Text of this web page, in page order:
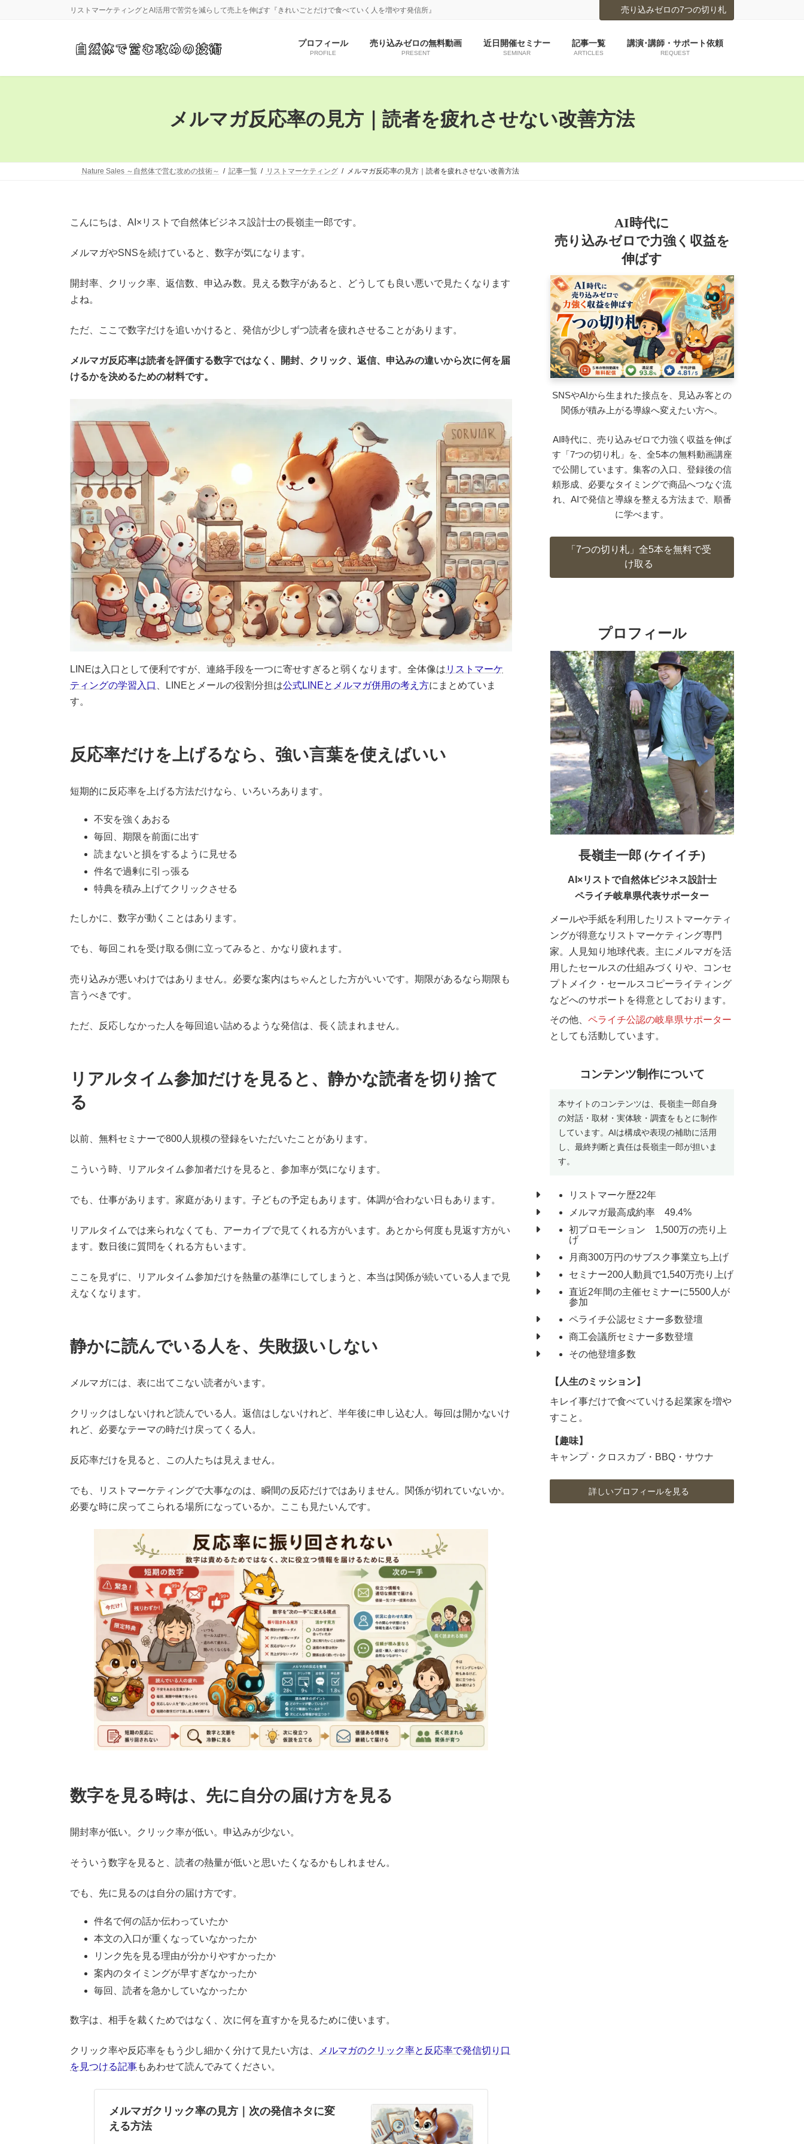
リストマーケティングとAI活用で苦労を減らして売上を伸ばす『きれいごとだけで食べていく人を増やす発信所』 売り込みゼロの7つの切り札
プロフィール
PROFILE
売り込みゼロの無料動画
PRESENT
近日開催セミナー
SEMINAR
記事一覧
ARTICLES
講演･講師・サポート依頼
REQUEST
メルマガ反応率の見方｜読者を疲れさせない改善方法
Nature Sales ～自然体で営む攻めの技術～ 記事一覧 リストマーケティング メルマガ反応率の見方｜読者を疲れさせない改善方法
こんにちは、AI×リストで自然体ビジネス設計士の長嶺圭一郎です。
メルマガやSNSを続けていると、数字が気になります。
開封率、クリック率、返信数、申込み数。見える数字があると、どうしても良い悪いで見たくなります
よね。
ただ、ここで数字だけを追いかけると、発信が少しずつ読者を疲れさせることがあります。
メルマガ反応率は読者を評価する数字ではなく、開封、クリック、返信、申込みの違いから次に何を届
けるかを決めるための材料です。
LINEは入口として便利ですが、連絡手段を一つに寄せすぎると弱くなります。全体像は リストマーケ
ティングの学習入口
、LINEとメールの役割分担は公式LINEとメルマガ併用の考え方にまとめていま
す。
反応率だけを上げるなら、強い言葉を使えばいい
短期的に反応率を上げる方法だけなら、いろいろあります。
不安を強くあおる
毎回、期限を前面に出す
読まないと損をするように見せる
件名で過剰に引っ張る
特典を積み上げてクリックさせる
たしかに、数字が動くことはあります。
でも、毎回これを受け取る側に立ってみると、かなり疲れます。
売り込みが悪いわけではありません。必要な案内はちゃんとした方がいいです。期限があるなら期限も
言うべきです。
ただ、反応しなかった人を毎回追い詰めるような発信は、長く読まれません。
リアルタイム参加だけを見ると、静かな読者を切り捨て
る
以前、無料セミナーで800人規模の登録をいただいたことがあります。
こういう時、リアルタイム参加者だけを見ると、参加率が気になります。
でも、仕事があります。家庭があります。子どもの予定もあります。体調が合わない日もあります。
リアルタイムでは来られなくても、アーカイブで見てくれる方がいます。あとから何度も見返す方がい
ます。数日後に質問をくれる方もいます。
ここを見ずに、リアルタイム参加だけを熱量の基準にしてしまうと、本当は関係が続いている人まで見
えなくなります。
静かに読んでいる人を、失敗扱いしない
メルマガには、表に出てこない読者がいます。
クリックはしないけれど読んでいる人。返信はしないけれど、半年後に申し込む人。毎回は開かないけ
れど、必要なテーマの時だけ戻ってくる人。
反応率だけを見ると、この人たちは見えません。
でも、リストマーケティングで大事なのは、瞬間の反応だけではありません。関係が切れていないか。
必要な時に戻ってこられる場所になっているか。ここも見たいんです。
数字を見る時は、先に自分の届け方を見る
開封率が低い。クリック率が低い。申込みが少ない。
そういう数字を見ると、読者の熱量が低いと思いたくなるかもしれません。
でも、先に見るのは自分の届け方です。
件名で何の話か伝わっていたか
本文の入口が重くなっていなかったか
リンク先を見る理由が分かりやすかったか
案内のタイミングが早すぎなかったか
毎回、読者を急かしていなかったか
数字は、相手を裁くためではなく、次に何を直すかを見るために使います。
クリック率や反応率をもう少し細かく分けて見たい方は、
メルマガのクリック率と反応率で発信切り口
を見つける記事もあわせて読んでみてください。
メルマガクリック率の見方｜次の発信ネタに変
える方法
AI時代に
売り込みゼロで力強く収益を
伸ばす
SNSやAIから生まれた接点を、見込み客との
関係が積み上がる導線へ変えたい方へ。
AI時代に、売り込みゼロで力強く収益を伸ば
す「7つの切り札」を、全5本の無料動画講座
で公開しています。集客の入口、登録後の信
頼形成、必要なタイミングで商品へつなぐ流
れ、AIで発信と導線を整える方法まで、順番
に学べます。
「7つの切り札」全5本を無料で受
け取る
プロフィール
長嶺圭一郎 (ケイイチ)
AI×リストで自然体ビジネス設計士
ペライチ岐阜県代表サポーター
メールや手紙を利用したリストマーケティ
ングが得意なリストマーケティング専門
家。人見知り地球代表。主にメルマガを活
用したセールスの仕組みづくりや、コンセ
プトメイク・セールスコピーライティング
などへのサポートを得意としております。
その他、ペライチ公認の岐阜県サポーター
としても活動しています。
コンテンツ制作について
本サイトのコンテンツは、長嶺圭一郎自身
の対話・取材・実体験・調査をもとに制作
しています。AIは構成や表現の補助に活用
し、最終判断と責任は長嶺圭一郎が担いま
す。
リストマーケ歴22年
メルマガ最高成約率 49.4%
初プロモーション 1,500万の売り上
げ
月商300万円のサブスク事業立ち上げ
セミナー200人動員で1,540万売り上げ
直近2年間の主催セミナーに5500人が
参加
ペライチ公認セミナー多数登壇
商工会議所セミナー多数登壇
その他登壇多数
【人生のミッション】
キレイ事だけで食べていける起業家を増や
すこと。
【趣味】
キャンプ・クロスカブ・BBQ・サウナ
詳しいプロフィールを見る